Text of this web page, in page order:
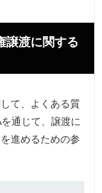
譲渡に関する
て、よくある質
通じて、譲渡に
進めるための参